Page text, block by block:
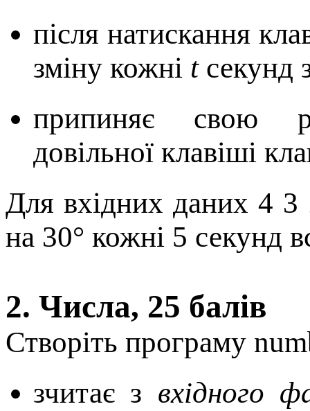
після натискання
зміну кожні tсекунд
припиняє свою
довільної клавіші
Для вхідних даних 4 3
на 30° кожні 5 секунд
2. Числа, 25 балів
Створіть програму
зчитає з вхідного